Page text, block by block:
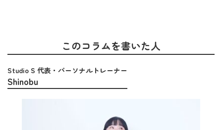
このコラムを書いた人
Studio S 代表・パーソナルトレーナー
Shinobu